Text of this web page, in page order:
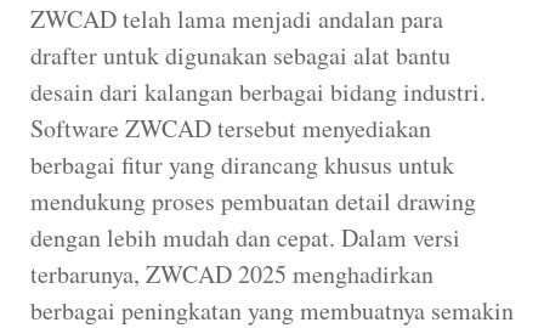
ZWCAD telah lama menjadi andalan para
drafter untuk digunakan sebagai alat bantu
desain dari kalangan berbagai bidang industri.
Software ZWCAD tersebut menyediakan
berbagai fitur yang dirancang khusus untuk
mendukung proses pembuatan detail drawing
dengan lebih mudah dan cepat. Dalam versi
terbarunya, ZWCAD 2025 menghadirkan
berbagai peningkatan yang membuatnya semakin